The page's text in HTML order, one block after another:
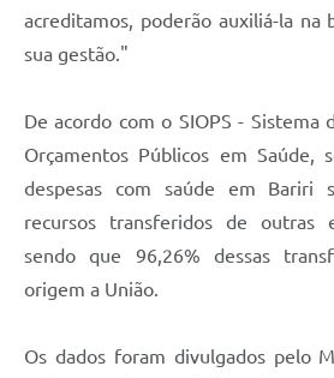
acreditamos, poderão auxiliá-la na
sua gestão."
De acordo com o SIOPS - Sistema
Orçamentos Públicos em Saúde,
despesas com saúde em Bariri
recursos transferidos de outras
sendo que 96,26% dessas
origem a União.
Os dados foram divulgados pelo